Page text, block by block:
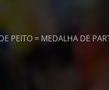
PEITO = MEDALHA DE